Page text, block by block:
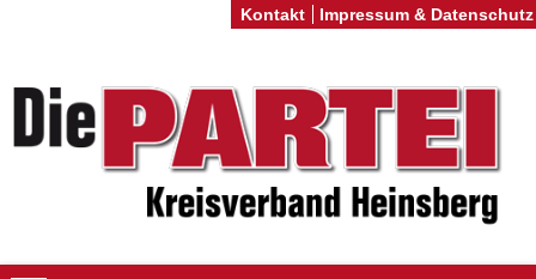
Kontakt Impressum & Datenschutz